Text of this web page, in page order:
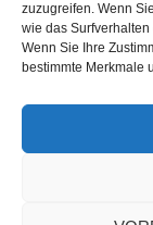
zuzugreifen. Wenn
wie das
Wenn Sie Ihre
bestimmte Merkmale